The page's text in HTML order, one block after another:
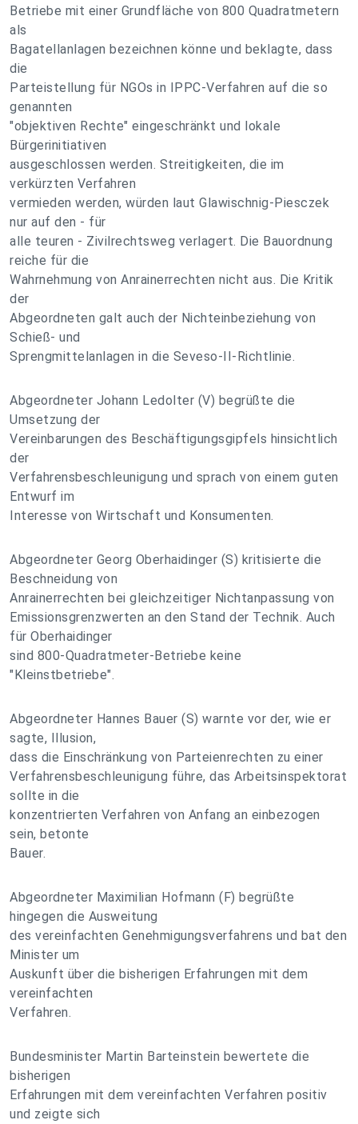
Betriebe mit einer Grundfläche von 800 Quadratmetern
als
Bagatellanlagen bezeichnen könne und beklagte, dass
die
Parteistellung für NGOs in IPPC-Verfahren auf die so
genannten
"objektiven Rechte" eingeschränkt und lokale
Bürgerinitiativen
ausgeschlossen werden. Streitigkeiten, die im
verkürzten Verfahren
vermieden werden, würden laut Glawischnig-Piesczek
nur auf den - für
alle teuren - Zivilrechtsweg verlagert. Die Bauordnung
reiche für die
Wahrnehmung von Anrainerrechten nicht aus. Die Kritik
der
Abgeordneten galt auch der Nichteinbeziehung von
Schieß- und
Sprengmittelanlagen in die Seveso-II-Richtlinie.
Abgeordneter Johann Ledolter (V) begrüßte die
Umsetzung der
Vereinbarungen des Beschäftigungsgipfels hinsichtlich
der
Verfahrensbeschleunigung und sprach von einem guten
Entwurf im
Interesse von Wirtschaft und Konsumenten.
Abgeordneter Georg Oberhaidinger (S) kritisierte die
Beschneidung von
Anrainerrechten bei gleichzeitiger Nichtanpassung von
Emissionsgrenzwerten an den Stand der Technik. Auch
für Oberhaidinger
sind 800-Quadratmeter-Betriebe keine
"Kleinstbetriebe".
Abgeordneter Hannes Bauer (S) warnte vor der, wie er
sagte, Illusion,
dass die Einschränkung von Parteienrechten zu einer
Verfahrensbeschleunigung führe, das Arbeitsinspektorat
sollte in die
konzentrierten Verfahren von Anfang an einbezogen
sein, betonte
Bauer.
Abgeordneter Maximilian Hofmann (F) begrüßte
hingegen die Ausweitung
des vereinfachten Genehmigungsverfahrens und bat den
Minister um
Auskunft über die bisherigen Erfahrungen mit dem
vereinfachten
Verfahren.
Bundesminister Martin Barteinstein bewertete die
bisherigen
Erfahrungen mit dem vereinfachten Verfahren positiv
und zeigte sich